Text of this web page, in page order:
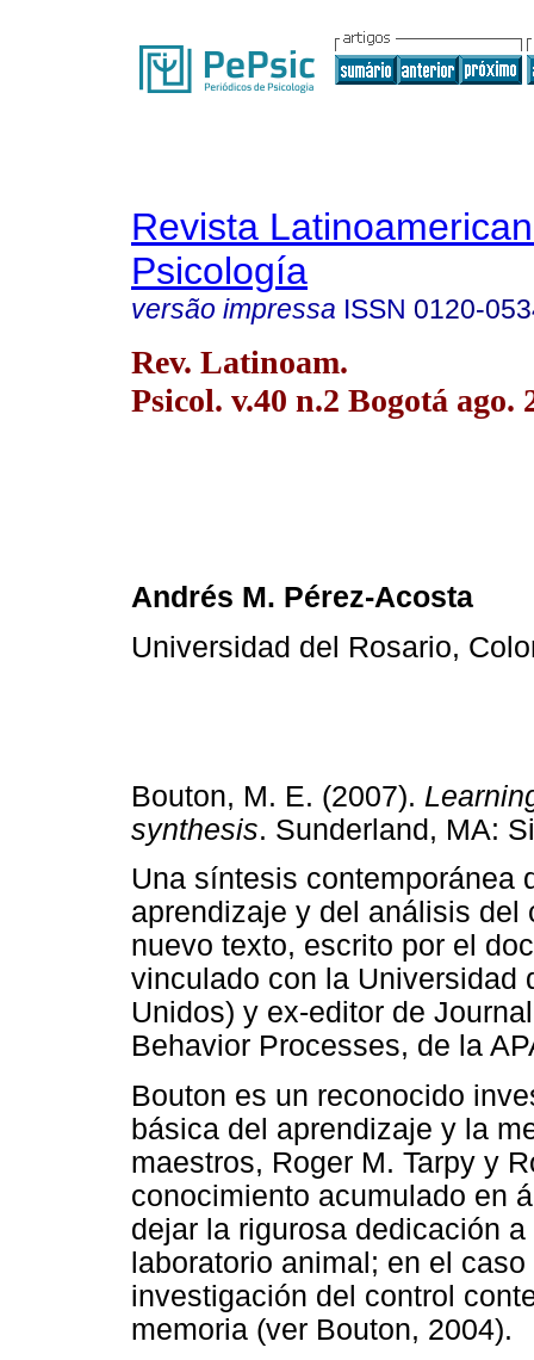
Revista
Psicología
versão impressa ISSN 0120-
Rev. Latinoam.
Psicol. v.40 n.2 Bogotá ago.
Andrés M. Pérez-Acosta
Universidad del Rosario,
Bouton, M. E. (2007).
synthesis. Sunderland, MA:
Una síntesis contemporánea
aprendizaje y del análisis del
nuevo texto, escrito por el
vinculado con la Universidad
Unidos) y ex-editor de
Behavior Processes, de la
Bouton es un reconocido
básica del aprendizaje y la
maestros, Roger M. Tarpy y
conocimiento acumulado en
dejar la rigurosa dedicación
laboratorio animal; en el
investigación del control
memoria (ver Bouton, 2004).